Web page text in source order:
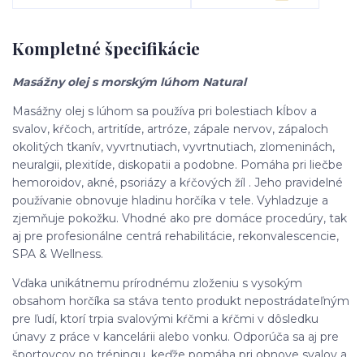
Kompletné špecifikácie
Masážny olej s morským lúhom Natural
Masážny olej s lúhom sa používa pri bolestiach kĺbov a
svalov, kŕčoch, artritíde, artróze, zápale nervov, zápaloch
okolitých tkanív, vyvrtnutiach, vyvrtnutiach, zlomeninách,
neuralgii, plexitíde, diskopatii a podobne. Pomáha pri liečbe
hemoroidov, akné, psoriázy a kŕčových žíl . Jeho pravidelné
používanie obnovuje hladinu horčíka v tele. Vyhladzuje a
zjemňuje pokožku. Vhodné ako pre domáce procedúry, tak
aj pre profesionálne centrá rehabilitácie, rekonvalescencie,
SPA & Wellness.
Vďaka unikátnemu prírodnému zloženiu s vysokým
obsahom horčíka sa stáva tento produkt nepostrádateľným
pre ľudí, ktorí trpia svalovými kŕčmi a kŕčmi v dôsledku
únavy z práce v kancelárii alebo vonku. Odporúča sa aj pre